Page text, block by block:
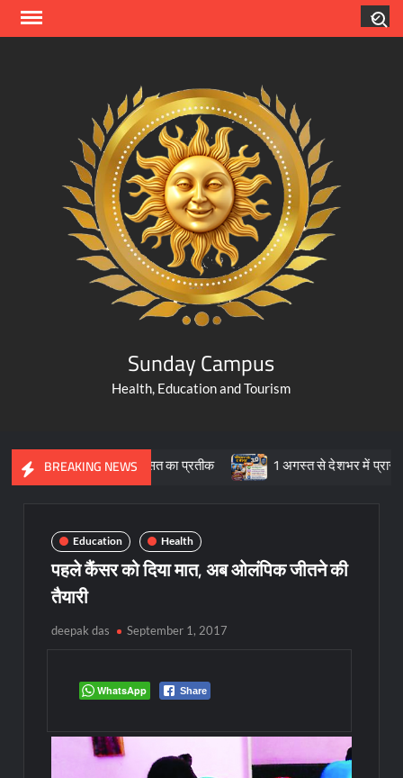
Skip
Sunday Campus
Health, Education and Tourism
BREAKING NEWS
विरासत का प्रतीक 1 अगस्त से देशभर में प्रारंभ हुआ
Education Health
पहले कैंसर को दिया मात, अब ओलंपिक जीतने की
तैयारी
deepak das September 1, 2017
WhatsApp Share